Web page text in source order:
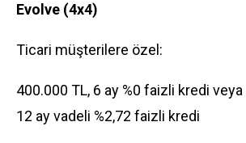
Evolve (4x4)
Ticari müşterilere özel:
400.000 TL, 6 ay %0 faizli kredi
12 ay vadeli %2,72 faizli kredi